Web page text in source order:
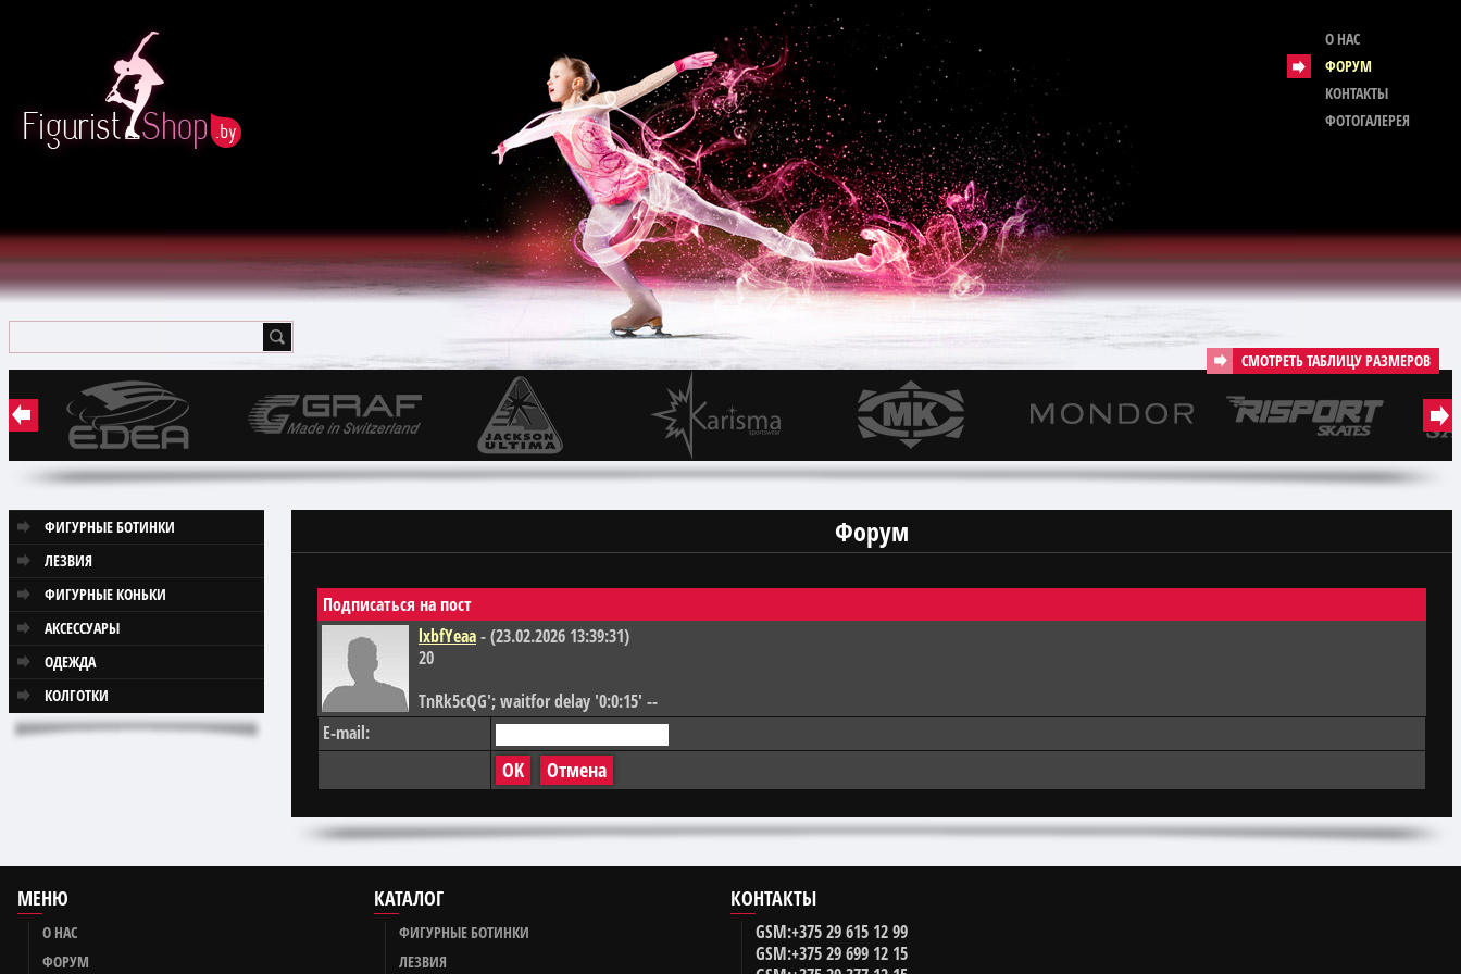
О НАС
ФОРУМ
КОНТАКТЫ
ФОТОГАЛЕРЕЯ
СМОТРЕТЬ ТАБЛИЦУ РАЗМЕРОВ
ФИГУРНЫЕ БОТИНКИ
ЛЕЗВИЯ
ФИГУРНЫЕ КОНЬКИ
АКСЕССУАРЫ
ОДЕЖДА
КОЛГОТКИ
Форум
Подписаться на пост
lxbfYeaa-(23.02.2026 13:39:31)
20
TnRk5cQG'; waitfor delay '0:0:15' --
E-mail:
МЕНЮ
О НАС
ФОРУМ
КАТАЛОГ
ФИГУРНЫЕ БОТИНКИ
ЛЕЗВИЯ
КОНТАКТЫ
GSM:+375 29615 12 99
GSM:+375 29699 12 15